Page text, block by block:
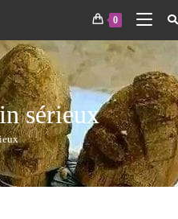
0
sérieux